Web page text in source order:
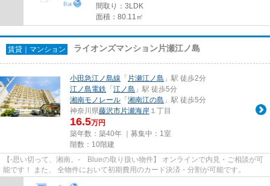
間取り：3LDK
面積：80.11㎡
賃貸｜マンション ライオンズマンション片瀬江ノ島
小田急江ノ島線 「 片瀬江ノ島 」駅 徒歩2分
江ノ島電鉄 「 江ノ島 」駅 徒歩5分
湘南モノレール 「 湘南江の島 」駅 徒歩5分
神奈川県藤沢市片瀬海岸 １丁目
16.5万円
築年数：築40年 ｜募集中： 1室
階数：10階建
【-思い切って、湘南。- Blueの取り扱い物件】 オンラインで内見・ご相談が可
能です！ また、 全物件において初期費用のカード決済・分割が可能です。